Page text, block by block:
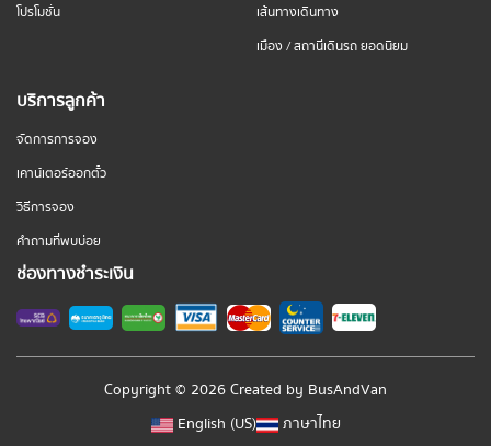
โปรโมชั่น
เส้นทางเดินทาง
เมือง / สถานีเดินรถ ยอดนิยม
บริการลูกค้า
จัดการการจอง
เคาน์เตอร์ออกตั๋ว
วิธีการจอง
คำถามที่พบบ่อย
ช่องทางชำระเงิน
Copyright © 2026 Created by BusAndVan
English (US)
ภาษาไทย